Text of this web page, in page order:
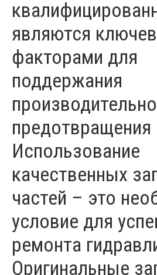
являются
факторами для
поддержания
предотвращения
Использование
качественных
частей – это
условие для
ремонта
Оригинальные